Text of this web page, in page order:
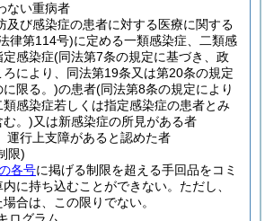
ない重病者
及び感染症の患者に対する医療に関する
律第114号)に定める一類感染症、二類感
感染症(同法第7条の規定に基づき、政
により、同法第19条又は第20条の規定
に限る。)の患者(同法第8条の規定により
感染症若しくは指定感染症の患者とみ
む。)又は新感染症の所見がある者
運行上支障があると認めた者
限)
各号に掲げる制限を超える手回品をコミ
に持ち込むことができない。 ただし、
合は、この限りでない。